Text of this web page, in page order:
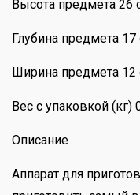
Высота предмета 26
Глубина предмета
Ширина предмета 12
Вес с упаковкой (кг)
Описание
Аппарат для